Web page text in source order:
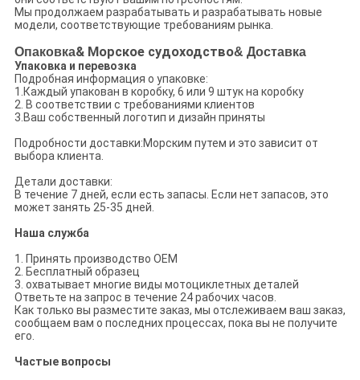
Мы продолжаем разрабатывать и разрабатывать новые
модели, соответствующие требованиям рынка.
Опаковка& Морское судоходство& Доставка
Упаковка и перевозка
Подробная информация о упаковке:
1.Каждый упакован в коробку, 6 или 9 штук на коробку
2. В соответствии с требованиями клиентов
3.Ваш собственный логотип и дизайн приняты
Подробности доставки:Морским путем и это зависит от
выбора клиента.
Детали доставки:
В течение 7 дней, если есть запасы. Если нет запасов, это
может занять 25-35 дней.
Наша служба
1. Принять производство OEM
2. Бесплатный образец
3. охватывает многие виды мотоциклетных деталей
Ответьте на запрос в течение 24 рабочих часов.
Как только вы разместите заказ, мы отслеживаем ваш заказ,
сообщаем вам о последних процессах, пока вы не получите
его.
Частые вопросы